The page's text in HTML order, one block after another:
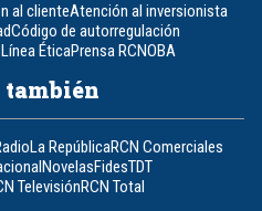
al clienteAtención al inversionista
Código de autorregulación
Línea ÉticaPrensa RCNOBA
La RepúblicaRCN Comerciales
NovelasFidesTDT
TelevisiónRCN Total